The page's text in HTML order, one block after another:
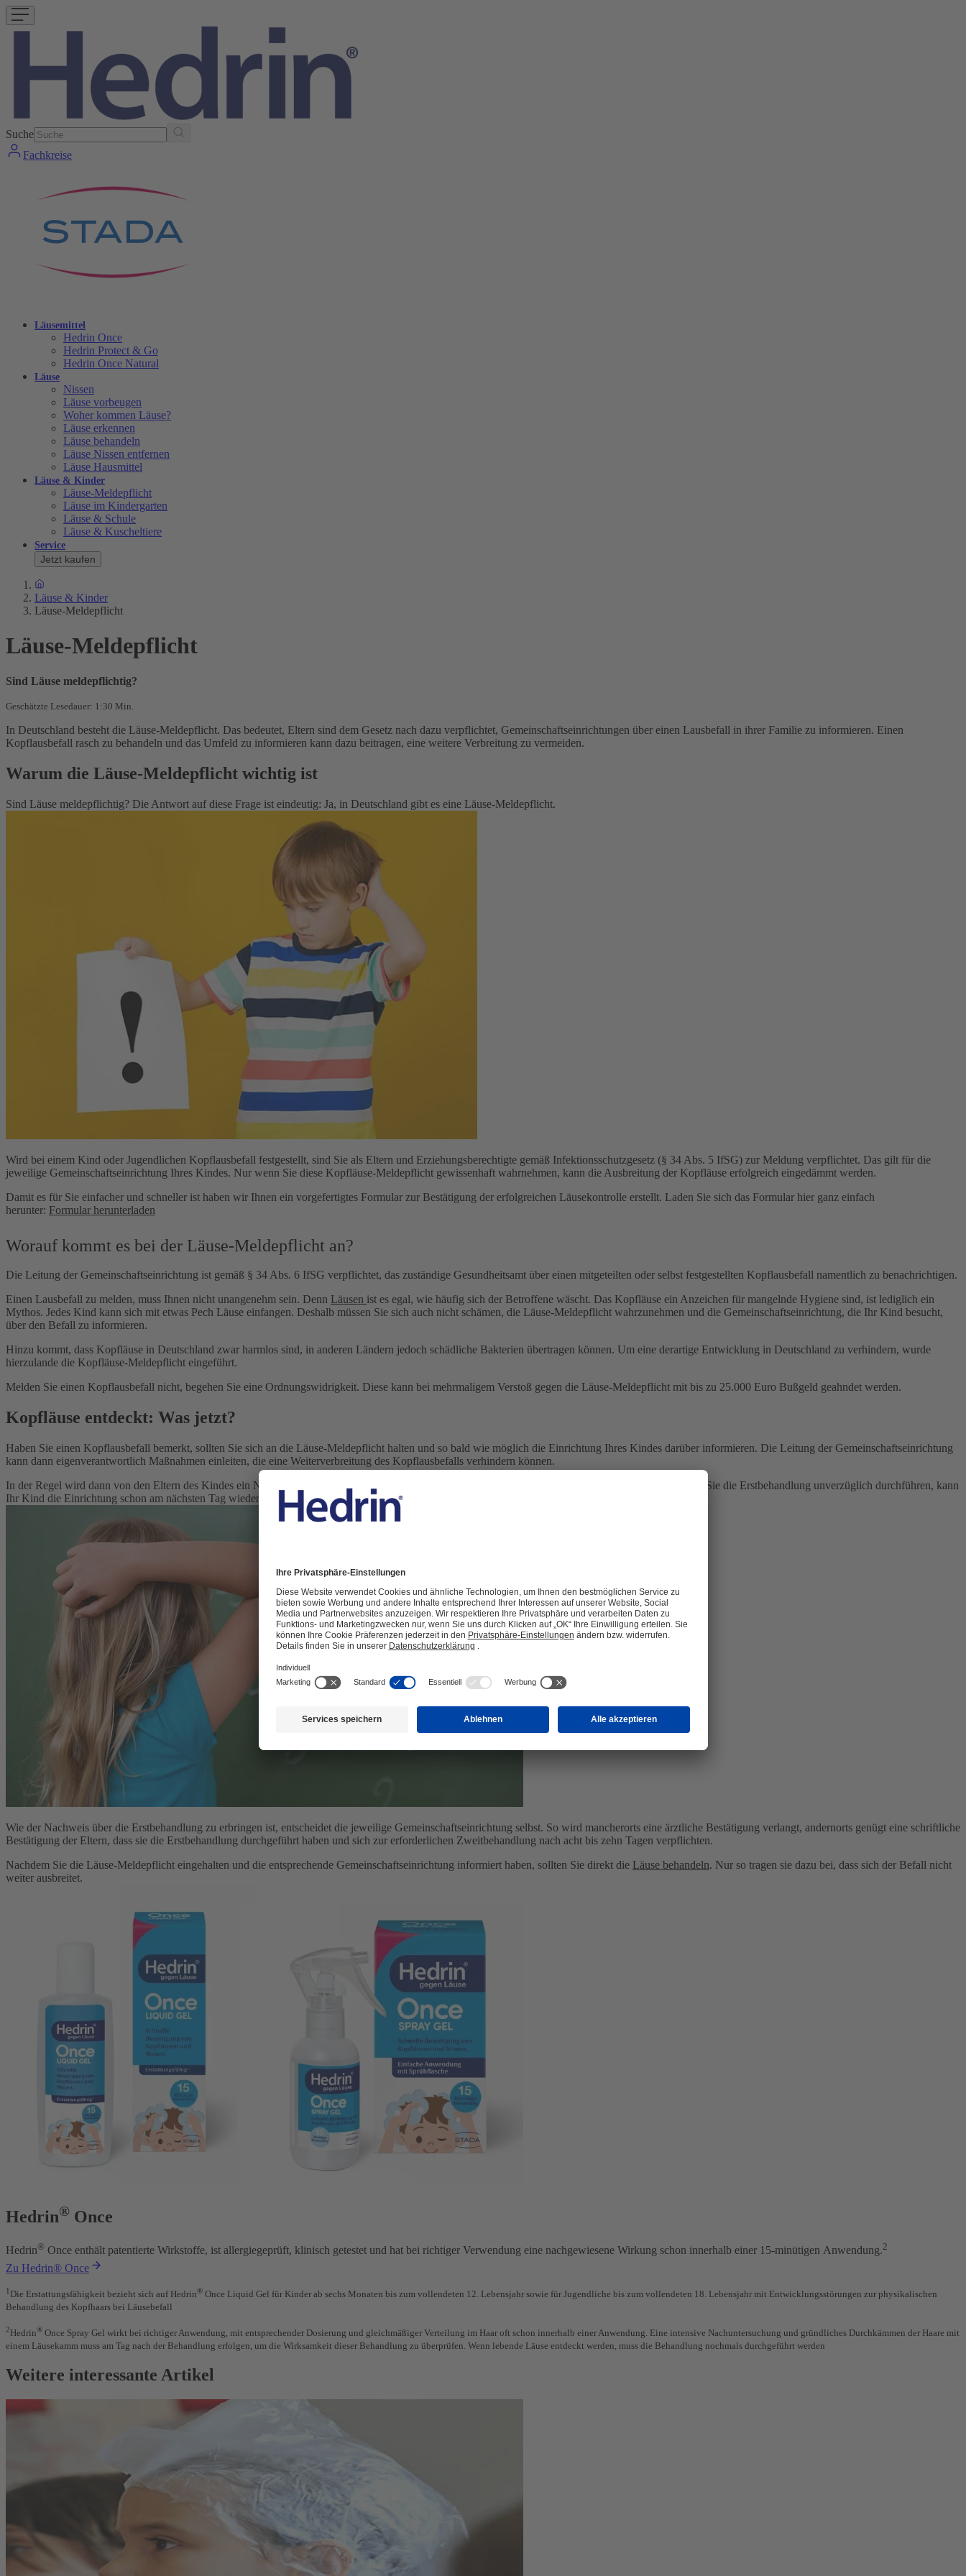
Suche
Fachkreise
Läusemittel
Hedrin Once
Hedrin Protect & Go
Hedrin Once Natural
Läuse
Nissen
Läuse vorbeugen
Woher kommen Läuse?
Läuse erkennen
Läuse behandeln
Läuse Nissen entfernen
Läuse Hausmittel
Läuse & Kinder
Läuse-Meldepflicht
Läuse im Kindergarten
Läuse & Schule
Läuse & Kuscheltiere
Service
Jetzt kaufen
Läuse & Kinder
Läuse-Meldepflicht
Läuse-Meldepflicht
Sind Läuse meldepflichtig?
Geschätzte Lesedauer: 1:30 Min.
In Deutschland besteht die Läuse-Meldepflicht. Das bedeutet, Eltern sind dem Gesetz nach dazu verpflichtet, Gemeinschaftseinrichtungen über einen Lausbefall in ihrer Familie zu informieren. Einen
Kopflausbefall rasch zu behandeln und das Umfeld zu informieren kann dazu beitragen, eine weitere Verbreitung zu vermeiden.
Warum die Läuse-Meldepflicht wichtig ist
Sind Läuse meldepflichtig? Die Antwort auf diese Frage ist eindeutig: Ja, in Deutschland gibt es eine Läuse-Meldepflicht.
Wird bei einem Kind oder Jugendlichen Kopflausbefall festgestellt, sind Sie als Eltern und Erziehungsberechtigte gemäß Infektionsschutzgesetz (§ 34 Abs. 5 IfSG) zur Meldung verpflichtet. Das gilt für die
jeweilige Gemeinschaftseinrichtung Ihres Kindes. Nur wenn Sie diese Kopfläuse-Meldepflicht gewissenhaft wahrnehmen, kann die Ausbreitung der Kopfläuse erfolgreich eingedämmt werden.
Damit es für Sie einfacher und schneller ist haben wir Ihnen ein vorgefertigtes Formular zur Bestätigung der erfolgreichen Läusekontrolle erstellt. Laden Sie sich das Formular hier ganz einfach
herunter: Formular herunterladen
Worauf kommt es bei der Läuse-Meldepflicht an?
Die Leitung der Gemeinschaftseinrichtung ist gemäß § 34 Abs. 6 IfSG verpflichtet, das zuständige Gesundheitsamt über einen mitgeteilten oder selbst festgestellten Kopflausbefall namentlich zu benachrichtigen.
Einen Lausbefall zu melden, muss Ihnen nicht unangenehm sein. Denn Läusen ist es egal, wie häufig sich der Betroffene wäscht. Das Kopfläuse ein Anzeichen für mangelnde Hygiene sind, ist lediglich ein
Mythos. Jedes Kind kann sich mit etwas Pech Läuse einfangen. Deshalb müssen Sie sich auch nicht schämen, die Läuse-Meldepflicht wahrzunehmen und die Gemeinschaftseinrichtung, die Ihr Kind besucht,
über den Befall zu informieren.
Hinzu kommt, dass Kopfläuse in Deutschland zwar harmlos sind, in anderen Ländern jedoch schädliche Bakterien übertragen können. Um eine derartige Entwicklung in Deutschland zu verhindern, wurde
hierzulande die Kopfläuse-Meldepflicht eingeführt.
Melden Sie einen Kopflausbefall nicht, begehen Sie eine Ordnungswidrigkeit. Diese kann bei mehrmaligem Verstoß gegen die Läuse-Meldepflicht mit bis zu 25.000 Euro Bußgeld geahndet werden.
Kopfläuse entdeckt: Was jetzt?
Haben Sie einen Kopflausbefall bemerkt, sollten Sie sich an die Läuse-Meldepflicht halten und so bald wie möglich die Einrichtung Ihres Kindes darüber informieren. Die Leitung der Gemeinschaftseinrichtung
kann dann eigenverantwortlich Maßnahmen einleiten, die eine Weiterverbreitung des Kopflausbefalls verhindern können.
In der Regel wird dann von den Eltern des Kindes ein Nachweis gefordert, dass von dem betroffenen Kind keine Ansteckungsgefahr mehr ausgeht. Wenn Sie die Erstbehandlung unverzüglich durchführen, kann
Ihr Kind die Einrichtung schon am nächsten Tag wieder besuchen.
Wie der Nachweis über die Erstbehandlung zu erbringen ist, entscheidet die jeweilige Gemeinschaftseinrichtung selbst. So wird mancherorts eine ärztliche Bestätigung verlangt, andernorts genügt eine schriftliche
Bestätigung der Eltern, dass sie die Erstbehandlung durchgeführt haben und sich zur erforderlichen Zweitbehandlung nach acht bis zehn Tagen verpflichten.
Nachdem Sie die Läuse-Meldepflicht eingehalten und die entsprechende Gemeinschaftseinrichtung informiert haben, sollten Sie direkt die Läuse behandeln. Nur so tragen sie dazu bei, dass sich der Befall nicht
weiter ausbreitet.
Hedrin® Once
Hedrin® Once enthält patentierte Wirkstoffe, ist allergiegeprüft, klinisch getestet und hat bei richtiger Verwendung eine nachgewiesene Wirkung schon innerhalb einer 15-minütigen Anwendung.2
Zu Hedrin® Once
1 Die Erstattungsfähigkeit bezieht sich auf Hedrin® Once Liquid Gel für Kinder ab sechs Monaten bis zum vollendeten 12. Lebensjahr sowie für Jugendliche bis zum vollendeten 18. Lebensjahr mit Entwicklungsstörungen zur physikalischen
Behandlung des Kopfhaars bei Läusebefall
2Hedrin® Once Spray Gel wirkt bei richtiger Anwendung, mit entsprechender Dosierung und gleichmäßiger Verteilung im Haar oft schon innerhalb einer Anwendung. Eine intensive Nachuntersuchung und gründliches Durchkämmen der Haare mit
einem Läusekamm muss am Tag nach der Behandlung erfolgen, um die Wirksamkeit dieser Behandlung zu überprüfen. Wenn lebende Läuse entdeckt werden, muss die Behandlung nochmals durchgeführt werden
Weitere interessante Artikel